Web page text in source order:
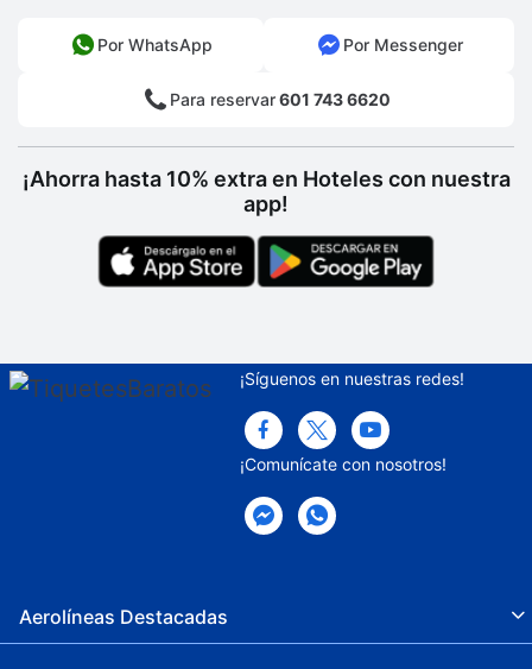
Por WhatsApp Por Messenger
Para reservar601 743 6620
¡Ahorra hasta 10% extra en Hoteles con nuestra
app!
¡Síguenos en nuestras redes!
¡Comunícate con nosotros!
Aerolíneas Destacadas